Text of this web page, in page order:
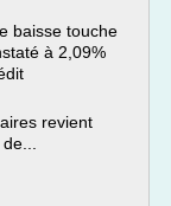
baisse touche
à 2,09%
revient